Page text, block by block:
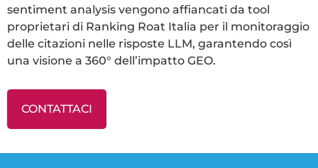
sentiment analysis vengono affiancati da tool
proprietari di Ranking Roat Italia per il monitoraggio
delle citazioni nelle risposte LLM, garantendo così
una visione a 360° dell’impatto GEO.
CONTATTACI